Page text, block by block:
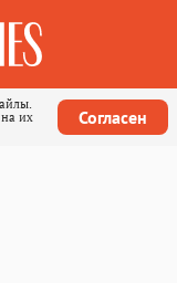
на их
Согласен